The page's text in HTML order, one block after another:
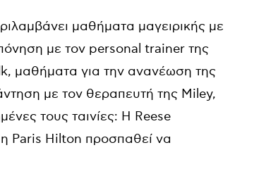
μαθήματα μαγειρικής με
με τον personal trainer της
μαθήματα για την ανανέωση της
με τον θεραπευτή της Miley,
τους ταινίες: H Reese
Paris Hilton προσπαθεί να